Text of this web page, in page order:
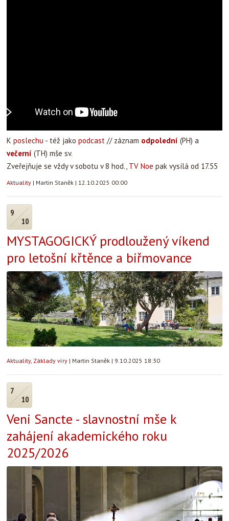
K poslechu - též jako podcast // záznam odpolední (PH) a
večerní (TH) mše sv.
Zveřejňuje se vždy v sobotu v 8 hod., TV Noe pak vysílá od 17.55
Aktuality | Martin Staněk | 12.10.2025 00:00
9
10
MYSTAGOGICKÝ prodloužený víkend
pro letošní křtěnce a biřmovance
Aktuality, Základy víry | Martin Staněk | 9.10.2025 18:30
7
10
Veni Sancte - slavnostní mše k
zahájení akademického roku
2025/2026